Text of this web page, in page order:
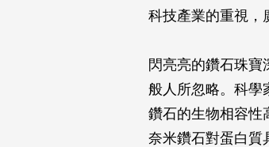
科技產業的重視，
閃亮亮的鑽石珠寶
般人所忽略。科學
鑽石的生物相容性
奈米鑽石對蛋白質